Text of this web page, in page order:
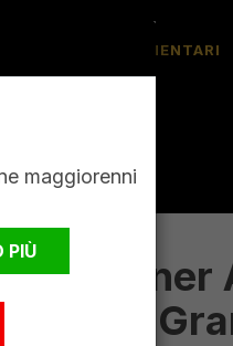
SPECIALITÀ ALIMENTARI
Baur
maggiorenni
PIÙ